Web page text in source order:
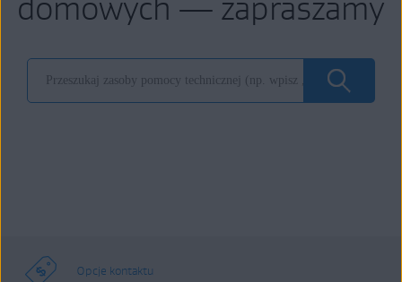
domowych — zapraszamy
Opcje kontaktu